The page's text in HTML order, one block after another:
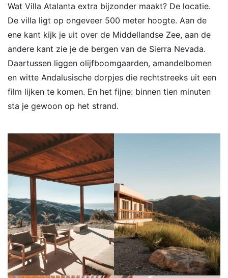
Wat Villa Atalanta extra bijzonder maakt? De locatie.
De villa ligt op ongeveer 500 meter hoogte. Aan de
ene kant kijk je uit over de Middellandse Zee, aan de
andere kant zie je de bergen van de Sierra Nevada.
Daartussen liggen olijfboomgaarden, amandelbomen
en witte Andalusische dorpjes die rechtstreeks uit een
film lijken te komen. En het fijne: binnen tien minuten
sta je gewoon op het strand.